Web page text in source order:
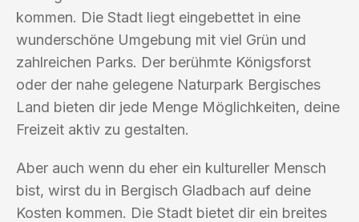
kommen. Die Stadt liegt eingebettet in eine
wunderschöne Umgebung mit viel Grün und
zahlreichen Parks. Der berühmte Königsforst
oder der nahe gelegene Naturpark Bergisches
Land bieten dir jede Menge Möglichkeiten, deine
Freizeit aktiv zu gestalten.
Aber auch wenn du eher ein kultureller Mensch
bist, wirst du in Bergisch Gladbach auf deine
Kosten kommen. Die Stadt bietet dir ein breites